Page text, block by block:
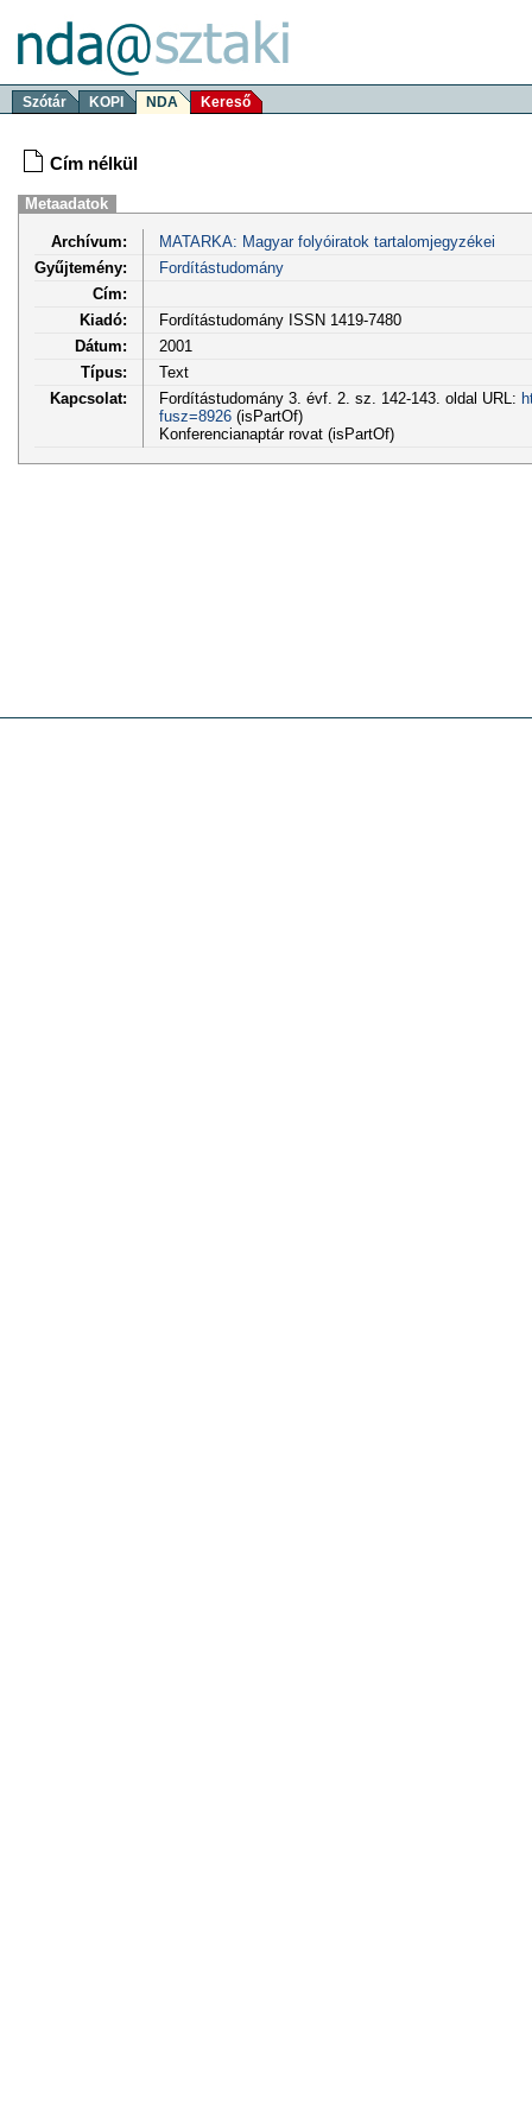
Szótár KOPI NDA Kereső
Cím nélkül
Metaadatok
Archívum:
MATARKA: Magyar folyóiratok tartalomjegyzékei
Gyűjtemény:
Fordítástudomány
Cím:
Kiadó:
Fordítástudomány ISSN 1419-7480
Dátum:
2001
Típus:
Text
Kapcsolat:
Fordítástudomány 3. évf. 2. sz. 142-143. oldal URL:
fusz=8926(isPartOf)
Konferencianaptár rovat (isPartOf)